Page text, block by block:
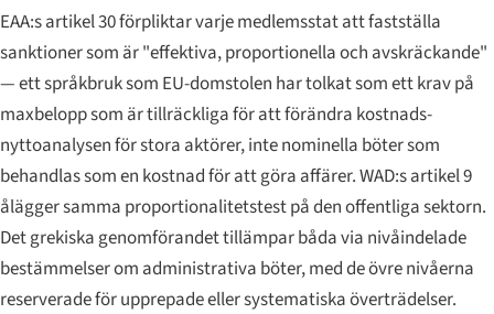
EAA:s artikel 30 förpliktar varje medlemsstat att fastställa
sanktioner som är "effektiva, proportionella och avskräckande"
— ett språkbruk som EU-domstolen har tolkat som ett krav på
maxbelopp som är tillräckliga för att förändra kostnads-
nyttoanalysen för stora aktörer, inte nominella böter som
behandlas som en kostnad för att göra affärer. WAD:s artikel 9
ålägger samma proportionalitetstest på den offentliga sektorn.
Det grekiska genomförandet tillämpar båda via nivåindelade
bestämmelser om administrativa böter, med de övre nivåerna
reserverade för upprepade eller systematiska överträdelser.